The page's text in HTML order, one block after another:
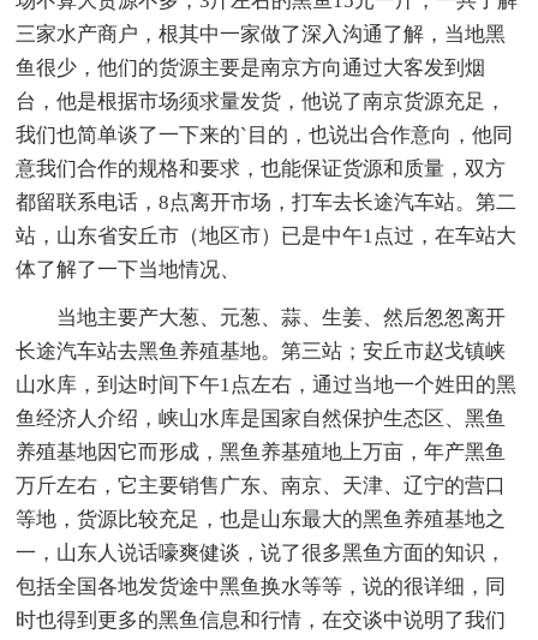
三家水产商户，根其中一家做了深入沟通了解，当地黑
鱼很少，他们的货源主要是南京方向通过大客发到烟
台，他是根据市场须求量发货，他说了南京货源充足，
我们也简单谈了一下来的`目的，也说出合作意向，他同
意我们合作的规格和要求，也能保证货源和质量，双方
都留联系电话，8点离开市场，打车去长途汽车站。第二
站，山东省安丘市（地区市）已是中午1点过，在车站大
体了解了一下当地情况、
当地主要产大葱、元葱、蒜、生姜、然后怱怱离开
长途汽车站去黑鱼养殖基地。第三站；安丘市赵戈镇峡
山水库，到达时间下午1点左右，通过当地一个姓田的黑
鱼经济人介绍，峡山水库是国家自然保护生态区、黑鱼
养殖基地因它而形成，黑鱼养基殖地上万亩，年产黑鱼
万斤左右，它主要销售广东、南京、天津、辽宁的营口
等地，货源比较充足，也是山东最大的黑鱼养殖基地之
一，山东人说话嚎爽健谈，说了很多黑鱼方面的知识，
包括全国各地发货途中黑鱼换水等等，说的很详细，同
时也得到更多的黑鱼信息和行情，在交谈中说明了我们